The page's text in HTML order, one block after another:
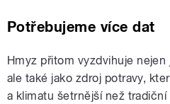
Potřebujeme více dat
Hmyz přitom vyzdvihuje nejen
ale také jako zdroj potravy,
a klimatu šetrnější než